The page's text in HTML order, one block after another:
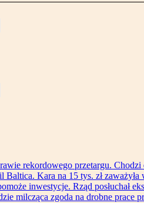
rekordowego przetargu.
Baltica. Kara na 15 tys. zł
inwestycje. Rząd posłuchał
milcząca zgoda na drobne prace